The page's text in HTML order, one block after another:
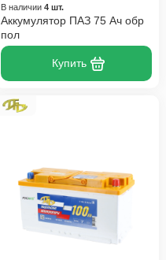
В наличии 4 шт.
Аккумулятор ПАЗ 75 Ач обр
пол
Купить